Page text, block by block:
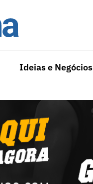
Ideias e Negócios